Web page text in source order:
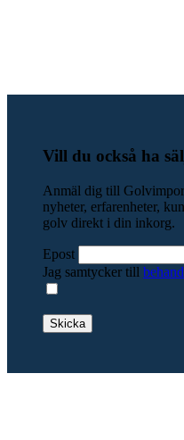
Vill du också ha
Anmäl dig till
nyheter, erfarenheter,
golv direkt i din inkorg.
Epost
Jag samtycker till